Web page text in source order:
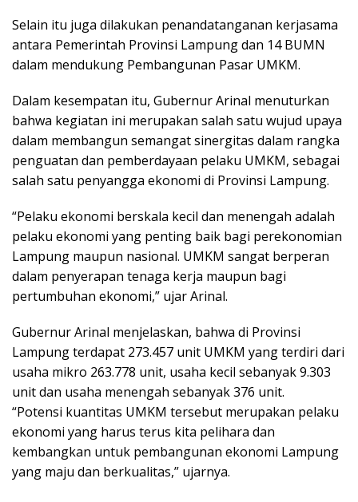
Selain itu juga dilakukan penandatanganan kerjasama
antara Pemerintah Provinsi Lampung dan 14 BUMN
dalam mendukung Pembangunan Pasar UMKM.
Dalam kesempatan itu, Gubernur Arinal menuturkan
bahwa kegiatan ini merupakan salah satu wujud upaya
dalam membangun semangat sinergitas dalam rangka
penguatan dan pemberdayaan pelaku UMKM, sebagai
salah satu penyangga ekonomi di Provinsi Lampung.
“Pelaku ekonomi berskala kecil dan menengah adalah
pelaku ekonomi yang penting baik bagi perekonomian
Lampung maupun nasional. UMKM sangat berperan
dalam penyerapan tenaga kerja maupun bagi
pertumbuhan ekonomi,” ujar Arinal.
Gubernur Arinal menjelaskan, bahwa di Provinsi
Lampung terdapat 273.457 unit UMKM yang terdiri dari
usaha mikro 263.778 unit, usaha kecil sebanyak 9.303
unit dan usaha menengah sebanyak 376 unit.
“Potensi kuantitas UMKM tersebut merupakan pelaku
ekonomi yang harus terus kita pelihara dan
kembangkan untuk pembangunan ekonomi Lampung
yang maju dan berkualitas,” ujarnya.